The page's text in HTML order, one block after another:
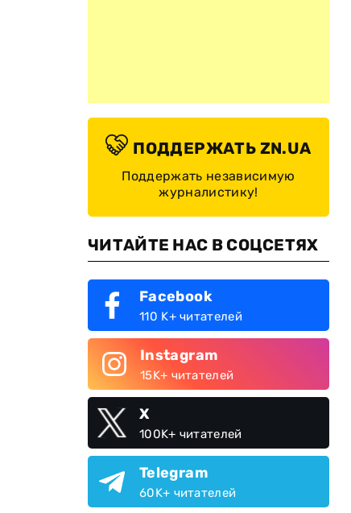
ПОДДЕРЖАТЬ ZN.UA
Поддержать независимую
журналистику!
ЧИТАЙТЕ НАС В СОЦСЕТЯХ
Facebook
110 K+ читателей
Instagram
15K+ читателей
X
100K+ читателей
Telegram
60K+ читателей